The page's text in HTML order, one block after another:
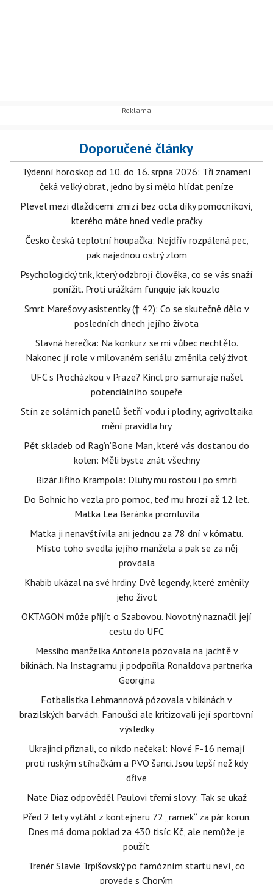
Doporučené články
Týdenní horoskop od 10. do 16. srpna 2026: Tři znamení
čeká velký obrat, jedno by si mělo hlídat peníze
Plevel mezi dlaždicemi zmizí bez octa díky pomocníkovi,
kterého máte hned vedle pračky
Česko česká teplotní houpačka: Nejdřív rozpálená pec,
pak najednou ostrý zlom
Psychologický trik, který odzbrojí člověka, co se vás snaží
ponížit. Proti urážkám funguje jak kouzlo
Smrt Marešovy asistentky († 42): Co se skutečně dělo v
posledních dnech jejího života
Slavná herečka: Na konkurz se mi vůbec nechtělo.
Nakonec jí role v milovaném seriálu změnila celý život
UFC s Procházkou v Praze? Kincl pro samuraje našel
potenciálního soupeře
Stín ze solárních panelů šetří vodu i plodiny, agrivoltaika
mění pravidla hry
Pět skladeb od Rag’n’Bone Man, které vás dostanou do
kolen: Měli byste znát všechny
Bizár Jiřího Krampola: Dluhy mu rostou i po smrti
Do Bohnic ho vezla pro pomoc, teď mu hrozí až 12 let.
Matka Lea Beránka promluvila
Matka ji nenavštívila ani jednou za 78 dní v kómatu.
Místo toho svedla jejího manžela a pak se za něj
provdala
Khabib ukázal na své hrdiny. Dvě legendy, které změnily
jeho život
OKTAGON může přijít o Szabovou. Novotný naznačil její
cestu do UFC
Messiho manželka Antonela pózovala na jachtě v
bikinách. Na Instagramu ji podpořila Ronaldova partnerka
Georgina
Fotbalistka Lehmannová pózovala v bikinách v
brazilských barvách. Fanoušci ale kritizovali její sportovní
výsledky
Ukrajinci přiznali, co nikdo nečekal: Nové F-16 nemají
proti ruským stíhačkám a PVO šanci. Jsou lepší než kdy
dříve
Nate Diaz odpověděl Paulovi třemi slovy: Tak se ukaž
Před 2 lety vytáhl z kontejneru 72 „ramek“ za pár korun.
Dnes má doma poklad za 430 tisíc Kč, ale nemůže je
použít
Trenér Slavie Trpišovský po famózním startu neví, co
provede s Chorým